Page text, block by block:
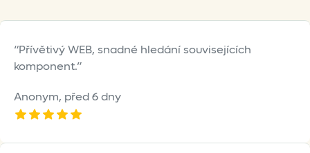
Přívětivý WEB, snadné hledání souvisejících
komponent.
Anonym, před 6 dny